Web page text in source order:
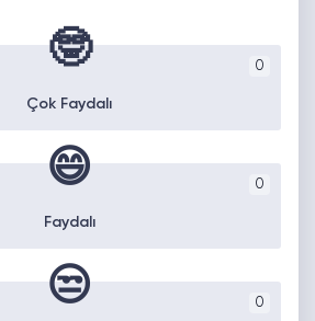
0
🤓
Çok Faydalı
0
😄
Faydalı
0
😒